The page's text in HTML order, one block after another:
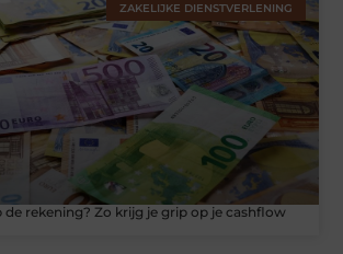
ZAKELIJKE DIENSTVERLENING
de rekening? Zo krijg je grip op je cashflow